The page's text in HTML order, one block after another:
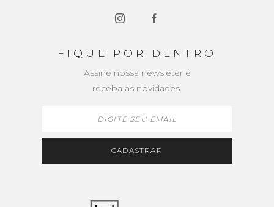
Siga-
no
Estamos
Facebook
FIQUE POR DENTRO
Assine nossa newsleter e
receba as novidades.